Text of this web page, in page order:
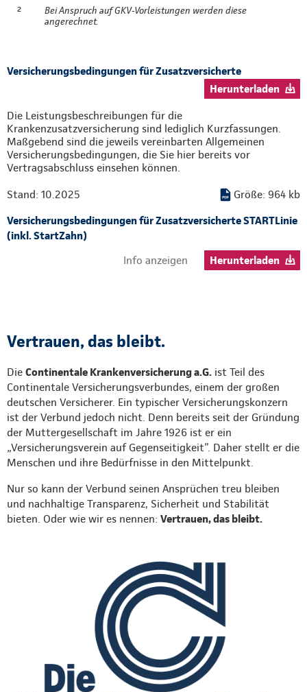
²
Bei Anspruch auf GKV-Vorleistungen werden diese
angerechnet.
Versicherungsbedingungen für Zusatzversicherte
Herunterladen
Die Leistungsbeschreibungen für die
Krankenzusatzversicherung sind lediglich Kurzfassungen.
Maßgebend sind die jeweils vereinbarten Allgemeinen
Versicherungsbedingungen, die Sie hier bereits vor
Vertragsabschluss einsehen können.
Stand: 10.2025
Größe: 964 kb
Versicherungsbedingungen für Zusatzversicherte STARTLinie
(inkl. StartZahn)
Info anzeigen
Herunterladen
Vertrauen, das bleibt.
Die Continentale Krankenversicherung a.G. ist Teil des
Continentale Versicherungsverbundes, einem der großen
deutschen Versicherer. Ein typischer Versicherungskonzern
ist der Verbund jedoch nicht. Denn bereits seit der Gründung
der Muttergesellschaft im Jahre 1926 ist er ein
„Versicherungsverein auf Gegenseitigkeit”. Daher stellt er die
Menschen und ihre Bedürfnisse in den Mittelpunkt.
Nur so kann der Verbund seinen Ansprüchen treu bleiben
und nachhaltige Transparenz, Sicherheit und Stabilität
bieten. Oder wie wir es nennen: Vertrauen, das bleibt.